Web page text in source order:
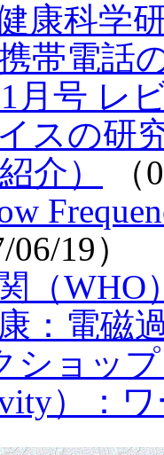
康科学
電話の
1月号
スの研
介）
（
06/19）
（
：電磁
ショッ
）：